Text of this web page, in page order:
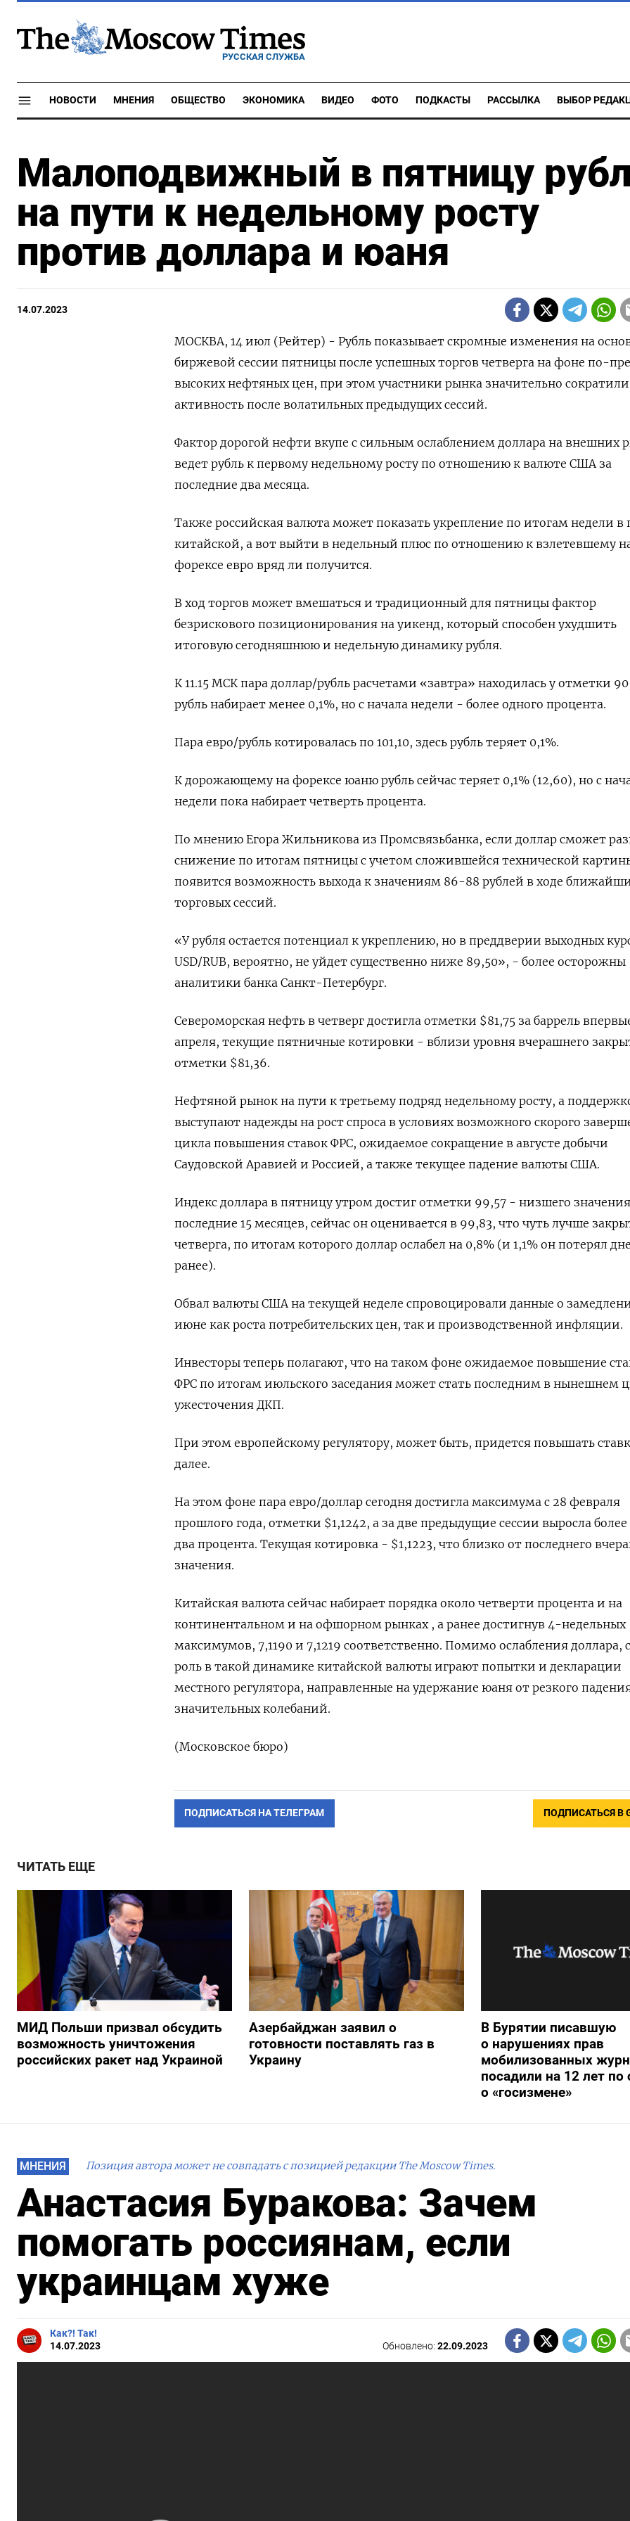
РУССКАЯ СЛУЖБА
НОВОСТИ МНЕНИЯ ОБЩЕСТВО ЭКОНОМИКА ВИДЕО ФОТО ПОДКАСТЫ РАССЫЛКА ВЫБОР
Малоподвижный в пятницу
на пути к недельному росту
против доллара и юаня
14.07.2023
МОСКВА, 14 июл (Рейтер) - Рубль показывает скромные изменения на
биржевой сессии пятницы после успешных торгов четверга на фоне по-
высоких нефтяных цен, при этом участники рынка значительно сократили
активность после волатильных предыдущих сессий.
Фактор дорогой нефти вкупе с сильным ослаблением доллара на внешних
ведет рубль к первому недельному росту по отношению к валюте США за
последние два месяца.
Также российская валюта может показать укрепление по итогам недели в
китайской, а вот выйти в недельный плюс по отношению к взлетевшему
форексе евро вряд ли получится.
В ход торгов может вмешаться и традиционный для пятницы фактор
безрискового позиционирования на уикенд, который способен ухудшить
итоговую сегодняшнюю и недельную динамику рубля.
К 11.15 МСК пара доллар/рубль расчетами «завтра» находилась у отметки
рубль набирает менее 0,1%, но с начала недели - более одного процента.
Пара евро/рубль котировалась по 101,10, здесь рубль теряет 0,1%.
К дорожающему на форексе юаню рубль сейчас теряет 0,1% (12,60), но с
недели пока набирает четверть процента.
По мнению Егора Жильникова из Промсвязьбанка, если доллар сможет
снижение по итогам пятницы с учетом сложившейся технической
появится возможность выхода к значениям 86-88 рублей в ходе
торговых сессий.
«У рубля остается потенциал к укреплению, но в преддверии выходных
USD/RUB, вероятно, не уйдет существенно ниже 89,50», - более осторожны
аналитики банка Санкт-Петербург.
Североморская нефть в четверг достигла отметки $81,75 за баррель
апреля, текущие пятничные котировки - вблизи уровня вчерашнего
отметки $81,36.
Нефтяной рынок на пути к третьему подряд недельному росту, а
выступают надежды на рост спроса в условиях возможного скорого
цикла повышения ставок ФРС, ожидаемое сокращение в августе добычи
Саудовской Аравией и Россией, а также текущее падение валюты США.
Индекс доллара в пятницу утром достиг отметки 99,57 - низшего
последние 15 месяцев, сейчас он оценивается в 99,83, что чуть лучше
четверга, по итогам которого доллар ослабел на 0,8% (и 1,1% он потерял
ранее).
Обвал валюты США на текущей неделе спровоцировали данные о
июне как роста потребительских цен, так и производственной инфляции.
Инвесторы теперь полагают, что на таком фоне ожидаемое повышение
ФРС по итогам июльского заседания может стать последним в нынешнем
ужесточения ДКП.
При этом европейскому регулятору, может быть, придется повышать
далее.
На этом фоне пара евро/доллар сегодня достигла максимума с 28 февраля
прошлого года, отметки $1,1242, а за две предыдущие сессии выросла
два процента. Текущая котировка - $1,1223, что близко от последнего
значения.
Китайская валюта сейчас набирает порядка около четверти процента и на
континентальном и на офшорном рынках , а ранее достигнув 4-недельных
максимумов, 7,1190 и 7,1219 соответственно. Помимо ослабления доллара,
роль в такой динамике китайской валюты играют попытки и декларации
местного регулятора, направленные на удержание юаня от резкого
значительных колебаний.
(Московское бюро)
ПОДПИСАТЬСЯ НА ТЕЛЕГРАМ ПОДПИСАТЬСЯ В
ЧИТАТЬ ЕЩЕ
МИД Польши призвал обсудить
возможность уничтожения
российских ракет над Украиной
Азербайджан заявил о
готовности поставлять газ в
Украину
В Бурятии писавшую
о нарушениях прав
мобилизованных
посадили на 12 лет по
о «госизмене»
МНЕНИЯ Позиция автора может не совпадать с позицией редакции The Moscow Times.
Анастасия Буракова: Зачем
помогать россиянам, если
украинцам хуже
Как?! Так!
14.07.2023
Обновлено:22.09.2023